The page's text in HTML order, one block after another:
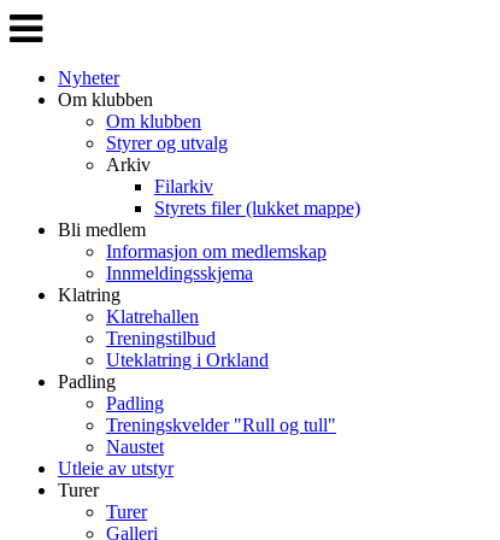
Veksle
navigasjon
Nyheter
Om klubben
Om klubben
Styrer og utvalg
Arkiv
Filarkiv
Styrets filer (lukket mappe)
Bli medlem
Informasjon om medlemskap
Innmeldingsskjema
Klatring
Klatrehallen
Treningstilbud
Uteklatring i Orkland
Padling
Padling
Treningskvelder "Rull og tull"
Naustet
Utleie av utstyr
Turer
Turer
Galleri